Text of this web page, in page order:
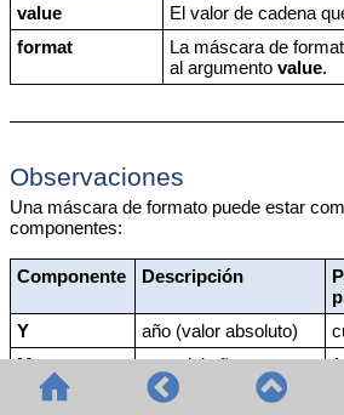
value
El valor de cadena
format
La máscara de
al argumentovalue.
Observaciones
Una máscara de formato puede estar
componentes:
Componente Descripción
Y
año (valor absoluto)
M
mes del año
día del mes